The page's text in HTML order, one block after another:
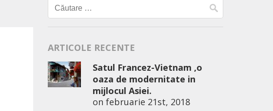
Caută
după:
ARTICOLE RECENTE
Satul Francez-Vietnam ,o
oaza de modernitate in
mijlocul Asiei.
on februarie 21st, 2018